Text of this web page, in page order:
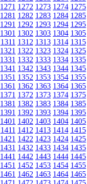
1271 1272 1273 1274 1275
1281 1282 1283 1284 1285
1291 1292 1293 1294 1295
1301 1302 1303 1304 1305
1311 1312 1313 1314 1315
1321 1322 1323 1324 1325
1331 1332 1333 1334 1335
1341 1342 1343 1344 1345
1351 1352 1353 1354 1355
1361 1362 1363 1364 1365
1371 1372 1373 1374 1375
1381 1382 1383 1384 1385
1391 1392 1393 1394 1395
1401 1402 1403 1404 1405
1411 1412 1413 1414 1415
1421 1422 1423 1424 1425
1431 1432 1433 1434 1435
1441 1442 1443 1444 1445
1451 1452 1453 1454 1455
1461 1462 1463 1464 1465